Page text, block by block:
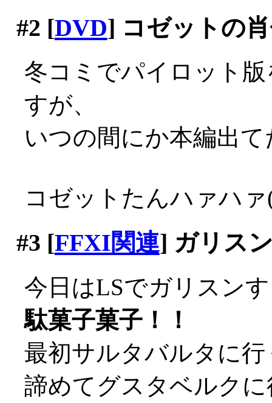
#2 [DVD] コゼットの
冬コミでパイロット
すが、
いつの間にか本編出
コゼットたんハァハ
#3 [FFXI関連] ガリス
今日はLSでガリスン
駄菓子菓子！！
最初サルタバルタに
諦めてグスタベルク